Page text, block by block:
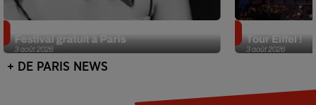
3 août 2026
Festival gratuit à Paris
3 août 2026
Tour Eiffel !
+ DE PARIS NEWS